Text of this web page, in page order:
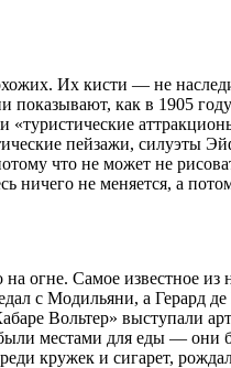
Их кисти — не
показывают, как в 1905
пейзажи, силуэты
что не может не
не меняется, а
огне. Самое известное
с Модильяни, а Герард
Вольтер» выступали
местами для еды — они
кружек и сигарет,